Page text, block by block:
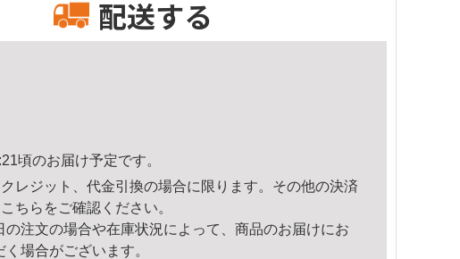
配送する
頃のお届け予定です。
レジット、代金引換の場合に限ります。その他の決済
こちら をご確認ください。
注文の場合や在庫状況によって、商品のお届けにお
場合がございます。